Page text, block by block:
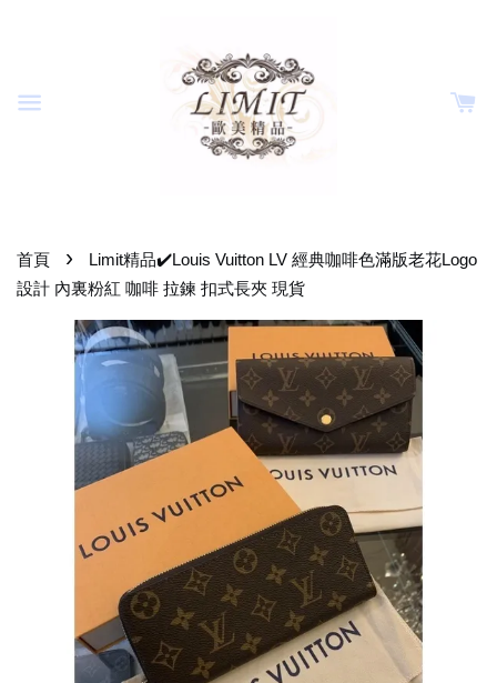
首頁 ›
Limit精品✔️Louis Vuitton LV 經典咖啡色滿版老花Logo
設計 內裏粉紅 咖啡 拉鍊 扣式長夾 現貨